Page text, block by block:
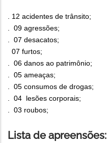
. 12 acidentes de trânsito;
. 09 agressões;
. 07 desacatos;
07 furtos;
. 06 danos ao patrimônio;
. 05 ameaças;
. 05 consumos de drogas;
. 04 lesões corporais;
. 03 roubos;
Lista de apreensões: